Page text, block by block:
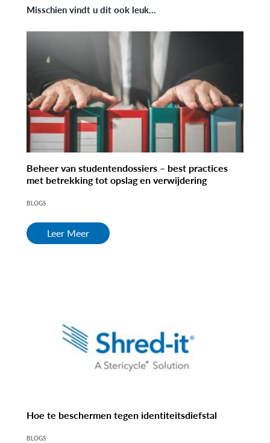
Misschien vindt u dit ook leuk...
Beheer van studentendossiers – best practices
met betrekking tot opslag en verwijdering
BLOGS
Leer Meer
Hoe te beschermen tegen identiteitsdiefstal
BLOGS